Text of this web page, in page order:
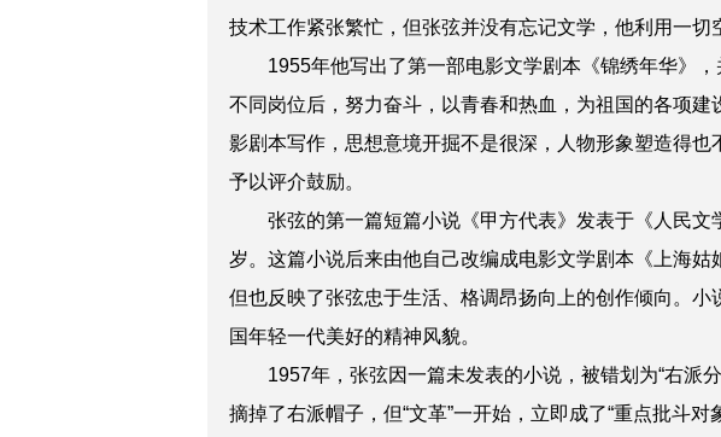
技术工作紧张繁忙，但张弦并没有忘记文学，他利用一
1955年他写出了第一部电影文学剧本《锦绣年华》，
不同岗位后，努力奋斗，以青春和热血，为祖国的各项
影剧本写作，思想意境开掘不是很深，人物形象塑造得
予以评介鼓励。
张弦的第一篇短篇小说《甲方代表》发表于《人民文
岁。这篇小说后来由他自己改编成电影文学剧本《上海
但也反映了张弦忠于生活、格调昂扬向上的创作倾向。
国年轻一代美好的精神风貌。
1957年，张弦因一篇未发表的小说，被错划为“右派分
摘掉了右派帽子，但“文革”一开始，立即成了“重点批斗